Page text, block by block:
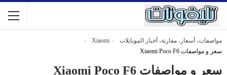
مواصفات، أسعار، مقارنة، أخبار الموبايلات
Xiaomi
سعر و مواصفات Xiaomi Poco F6
سعر و مواصفات Xiaomi Poco F6